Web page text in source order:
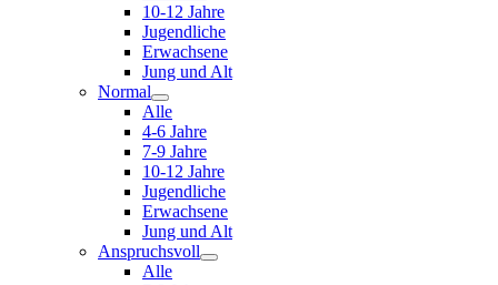
10-12 Jahre
Jugendliche
Erwachsene
Jung und Alt
Normal
Alle
4-6 Jahre
7-9 Jahre
10-12 Jahre
Jugendliche
Erwachsene
Jung und Alt
Anspruchsvoll
Alle